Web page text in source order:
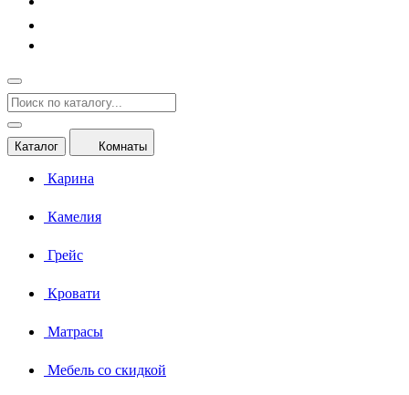
Каталог Комнаты
Карина
Камелия
Грейс
Кровати
Матрасы
Мебель со скидкой